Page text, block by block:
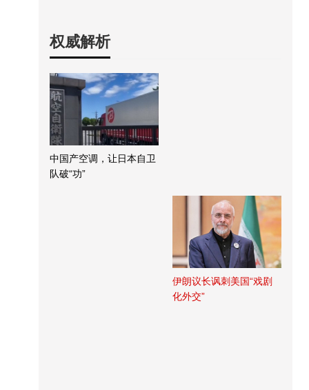
权威解析
中国产空调，让日本自卫
队破“功”
伊朗议长讽刺美国“戏剧
化外交”